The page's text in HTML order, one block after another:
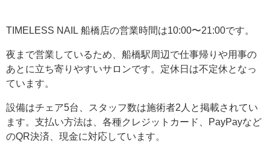
TIMELESS NAIL 船橋店の営業時間は10:00〜21:00です。
夜まで営業しているため、船橋駅周辺で仕事帰りや用事の
あとに立ち寄りやすいサロンです。定休日は不定休となっ
ています。
設備はチェア5台、スタッフ数は施術者2人と掲載されてい
ます。支払い方法は、各種クレジットカード、PayPayなど
のQR決済、現金に対応しています。